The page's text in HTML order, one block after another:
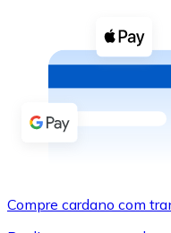
Cupons cripto
Compre
Comprar com
Transferência SEPA
Compre cardano com